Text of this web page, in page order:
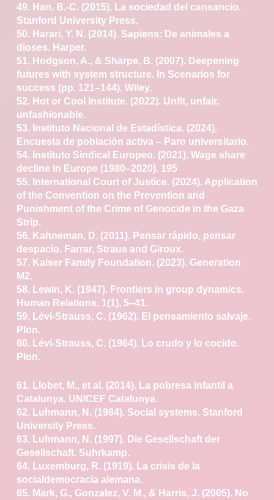
49. Han, B.-C. (2015). La sociedad del cansancio.
Stanford University Press.
50. Harari, Y. N. (2014). Sapiens: De animales a
dioses. Harper.
51. Hodgson, A., & Sharpe, B. (2007). Deepening
futures with system structure. In Scenarios for
success (pp. 121–144). Wiley.
52. Hot or Cool Institute. (2022). Unfit, unfair,
unfashionable.
53. Instituto Nacional de Estadística. (2024).
Encuesta de población activa – Paro universitario.
54. Instituto Sindical Europeo. (2021). Wage share
decline in Europe (1980–2020). 195
55. International Court of Justice. (2024). Application
of the Convention on the Prevention and
Punishment of the Crime of Genocide in the Gaza
Strip.
56. Kahneman, D. (2011). Pensar rápido, pensar
despacio. Farrar, Straus and Giroux.
57. Kaiser Family Foundation. (2023). Generation
M2.
58. Lewin, K. (1947). Frontiers in group dynamics.
Human Relations, 1(1), 5–41.
59. Lévi-Strauss, C. (1962). El pensamiento salvaje.
Plon.
60. Lévi-Strauss, C. (1964). Lo crudo y lo cocido.
Plon.
61. Llobet, M., et al. (2014). La pobresa infantil a
Catalunya. UNICEF Catalunya.
62. Luhmann, N. (1984). Social systems. Stanford
University Press.
63. Luhmann, N. (1997). Die Gesellschaft der
Gesellschaft. Suhrkamp.
64. Luxemburg, R. (1919). La crisis de la
socialdemocracia alemana.
65. Mark, G., Gonzalez, V. M., & Harris, J. (2005). No